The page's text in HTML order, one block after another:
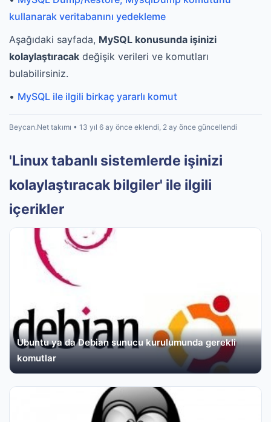
kullanarak veritabanını yedekleme
Aşağıdaki sayfada, MySQL konusunda işinizi
kolaylaştıracak değişik verileri ve komutları
bulabilirsiniz.
• MySQL ile ilgili birkaç yararlı komut
Beycan.Net takımı • 13 yıl 6 ay önce eklendi, 2 ay önce güncellendi
'Linux tabanlı sistemlerde işinizi
kolaylaştıracak bilgiler' ile ilgili
içerikler
Ubuntu ya da Debian sunucu kurulumunda gerekli
komutlar